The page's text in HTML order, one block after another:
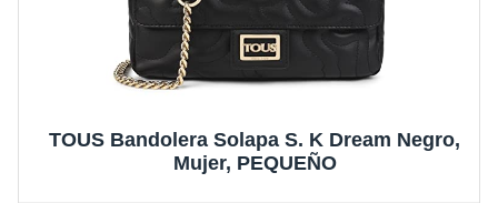
TOUS Bandolera Solapa S. K Dream Negro,
Mujer, PEQUEÑO